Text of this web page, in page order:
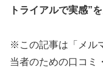
トライアルで実感”を
※この記事は「メル
当者のための口コミ